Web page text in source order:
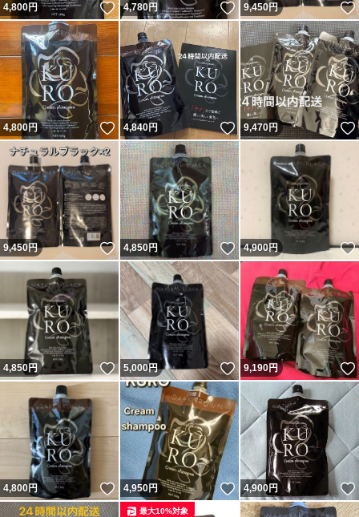
4,800円 いいね！
4,780円 いいね！
9,450円
4,800円 いいね！
4,840円 いいね！
9,470円
9,450円 いいね！
4,850円 いいね！
4,900円
4,850円 いいね！
5,000円 いいね！
9,190円
4,800円 いいね！
4,950円 いいね！
4,900円
最大10%対象